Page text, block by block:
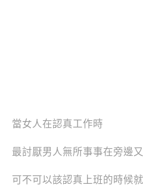
當女人在認真工作時
最討厭男人無所事事在旁邊
可不可以該認真上班的時候